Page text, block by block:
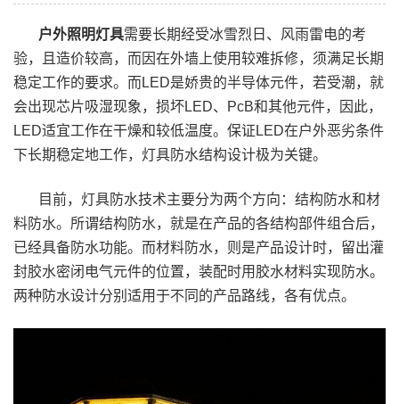
户外照明灯具需要长期经受冰雪烈日、风雨雷电的考
验，且造价较高，而因在外墙上使用较难拆修，须满足长期
稳定工作的要求。而LED是娇贵的半导体元件，若受潮，就
会出现芯片吸湿现象，损坏LED、PcB和其他元件，因此，
LED适宜工作在干燥和较低温度。保证LED在户外恶劣条件
下长期稳定地工作，灯具防水结构设计极为关键。
目前，灯具防水技术主要分为两个方向：结构防水和材
料防水。所谓结构防水，就是在产品的各结构部件组合后，
已经具备防水功能。而材料防水，则是产品设计时，留出灌
封胶水密闭电气元件的位置，装配时用胶水材料实现防水。
两种防水设计分别适用于不同的产品路线，各有优点。